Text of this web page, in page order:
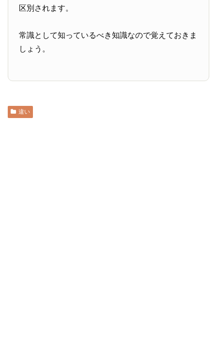
区別されます。
常識として知っているべき知識なので覚えておきま
しょう。
違い